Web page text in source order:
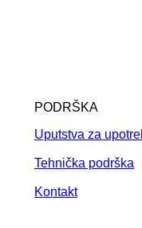
PODRŠKA
Uputstva za
Tehnička podrška
Kontakt